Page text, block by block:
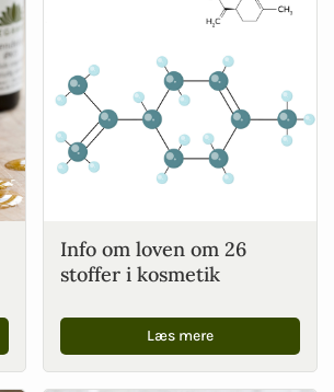
Info om loven om 26
stoffer i kosmetik
Læs mere